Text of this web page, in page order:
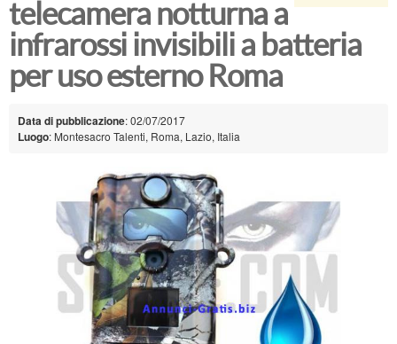
telecamera notturna a
infrarossi invisibili a batteria
per uso esterno Roma
Data di pubblicazione: 02/07/2017
Luogo: Montesacro Talenti, Roma, Lazio, Italia